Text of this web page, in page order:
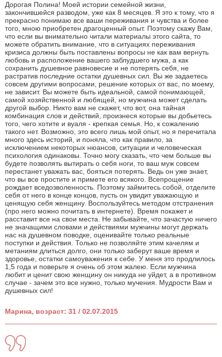
Дорогая Полина! Моей истории семейной жизни,
закончившейся разводом, уже как 8 месяцев. Я это к тому, что я
прекрасно понимаю все ваши переживания и чувства и более
того, мною приобретен драгоценный опыт. Поэтому скажу Вам,
что если вы внимательно читали материалы этого сайта, то
можете обратить внимание, что в ситуациях переживания
кризиса должны быть поставлены вопросы не как вам вернуть
любовь и расположение вашего заблудшего мужа, а как
сохранить душевное равновесие и не потерять себя, не
растратив последние остатки душевных сил. Вы же задаетесь
совсем другими вопросами, решение которых от вас, по моему,
не зависит. Вы можете быть идеальной, самой понимающей,
самой хозяйственной и любящей, но мужчина может сделать
другой выбор. Никто вам не скажет, что вот, она тайная
комбинация слов и действий, произнеся которые вы добьетесь
того, чего хотите и вуаля - крепкая семья. Но, к сожалению
такого нет. Возможно, это всего лишь мой опыт, но я перечитала
много здесь историй, и поняла, что как правило, за
исключением некоторых нюансов, ситуации и человеческая
психология одинаковы. Точно могу сказать, что чем больше вы
будете позволять вытирать о себя ноги, то ваш муж совсем
перестанет уважать вас, бояться потерять. Ведь он уже знает,
что вы все простите и примете его всякого. Всепрощение
рождает вседозволенность. Поэтому займитесь собой, отделите
себя от него в конце концов, пусть он увидит уважающую и
ценящую себя женщину. Воспользуйтесь методом отстранения
(про него можно почитать в интернете). Время покажет и
расставит все на свои места. Не забывайте, что зачастую ничего
не значащими словами и действиями мужчины могут держать
нас на душевном поводке, оценивайте только реальные
поступки и действия. Только не позволяйте этим качелям и
метаниям длиться долго, они только заберут ваше время и
здоровье, остатки самоуважения к себе. У меня это продлилось
1,5 года и поверьте я очень об этом жалею. Если мужчина
любит и ценит свою женщину он никуда не уйдет, а в противном
случае - зачем это все нужно, только мучения. Мудрости Вам и
душевных сил!
Марина, возраст: 31 / 02.07.2015